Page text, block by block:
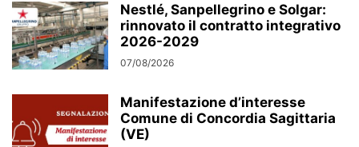
Nestlé, Sanpellegrino e Solgar:
rinnovato il contratto integrativo
2026-2029
07/08/2026
Manifestazione d’interesse
Comune di Concordia Sagittaria
(VE)